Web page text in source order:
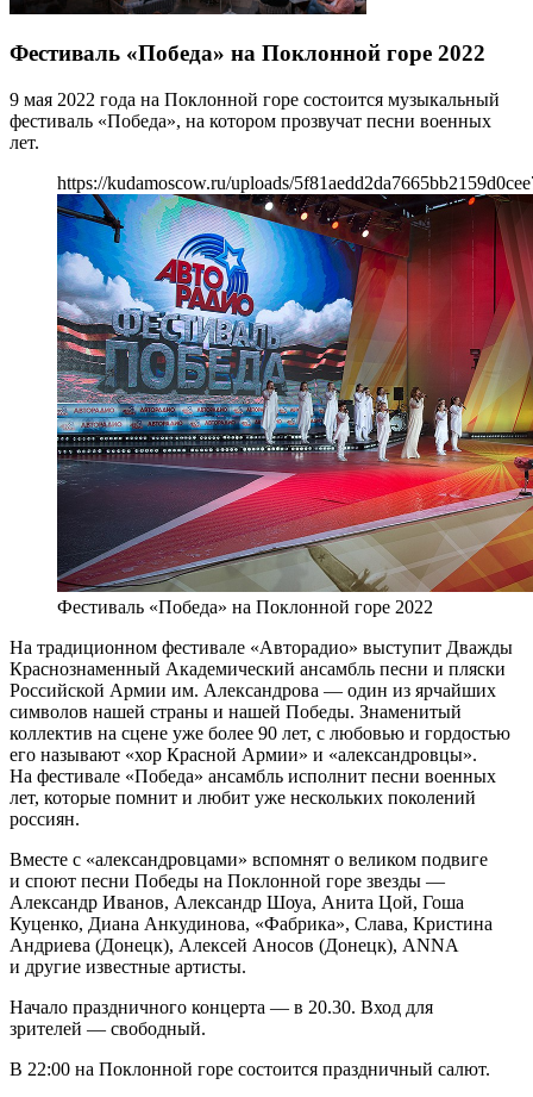
Фестиваль «Победа» на Поклонной горе 2022
9 мая 2022 года на Поклонной горе состоится музыкальный
фестиваль «Победа», на котором прозвучат песни военных
лет.
https://kudamoscow.ru/uploads/
Фестиваль «Победа» на Поклонной горе 2022
На традиционном фестивале «Авторадио» выступит Дважды
Краснознаменный Академический ансамбль песни и пляски
Российской Армии им. Александрова — один из ярчайших
символов нашей страны и нашей Победы. Знаменитый
коллектив на сцене уже более 90 лет, с любовью и гордостью
его называют «хор Красной Армии» и «александровцы».
На фестивале «Победа» ансамбль исполнит песни военных
лет, которые помнит и любит уже нескольких поколений
россиян.
Вместе с «александровцами» вспомнят о великом подвиге
и споют песни Победы на Поклонной горе звезды —
Александр Иванов, Александр Шоуа, Анита Цой, Гоша
Куценко, Диана Анкудинова, «Фабрика», Слава, Кристина
Андриева (Донецк), Алексей Аносов (Донецк), ANNA
и другие известные артисты.
Начало праздничного концерта — в 20.30. Вход для
зрителей — свободный.
В 22:00 на Поклонной горе состоится праздничный салют.